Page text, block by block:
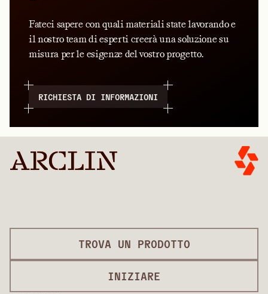
Fateci sapere con quali materiali state lavorando e
il nostro team di esperti creerà una soluzione su
misura per le esigenze del vostro progetto.
RICHIESTA DI INFORMAZIONI
TROVA UN PRODOTTO
INIZIARE